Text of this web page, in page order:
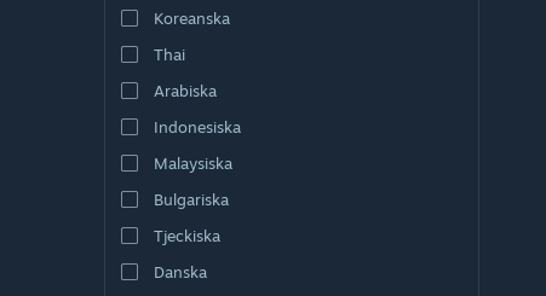
Koreanska
Thai
Arabiska
Indonesiska
Malaysiska
Bulgariska
Tjeckiska
Danska